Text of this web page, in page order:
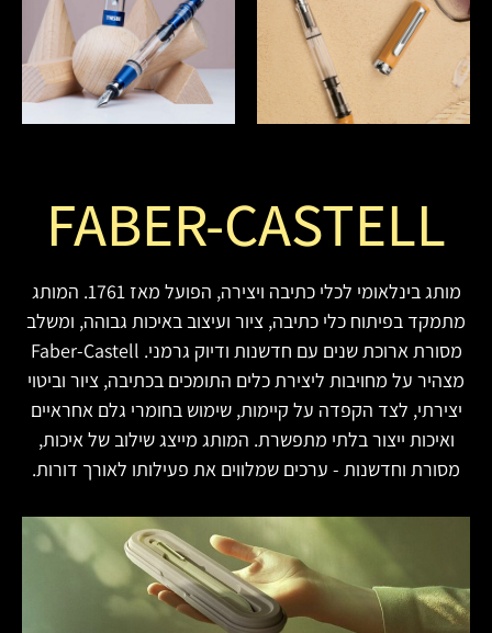
FABER-CASTELL
מותג בינלאומי לכלי כתיבה ויצירה, הפועל מאז 1761. המותג
מתמקד בפיתוח כלי כתיבה, ציור ועיצוב באיכות גבוהה, ומשלב
מסורת ארוכת שנים עם חדשנות ודיוק גרמני. Faber-Castell
מצהיר על מחויבות ליצירת כלים התומכים בכתיבה, ציור וביטוי
יצירתי, לצד הקפדה על קיימות, שימוש בחומרי גלם אחראיים
ואיכות ייצור בלתי מתפשרת. המותג מייצג שילוב של איכות,
מסורת וחדשנות - ערכים שמלווים את פעילותו לאורך דורות.